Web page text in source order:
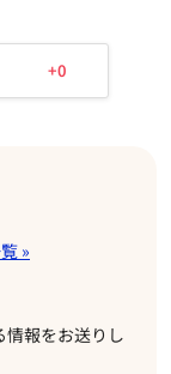
+0
情報をお送りし